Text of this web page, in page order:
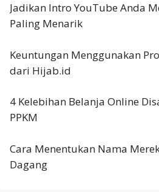
Jadikan Intro YouTube Anda
Paling Menarik
Keuntungan Menggunakan
dari Hijab.id
4 Kelebihan Belanja Online
PPKM
Cara Menentukan Nama
Dagang